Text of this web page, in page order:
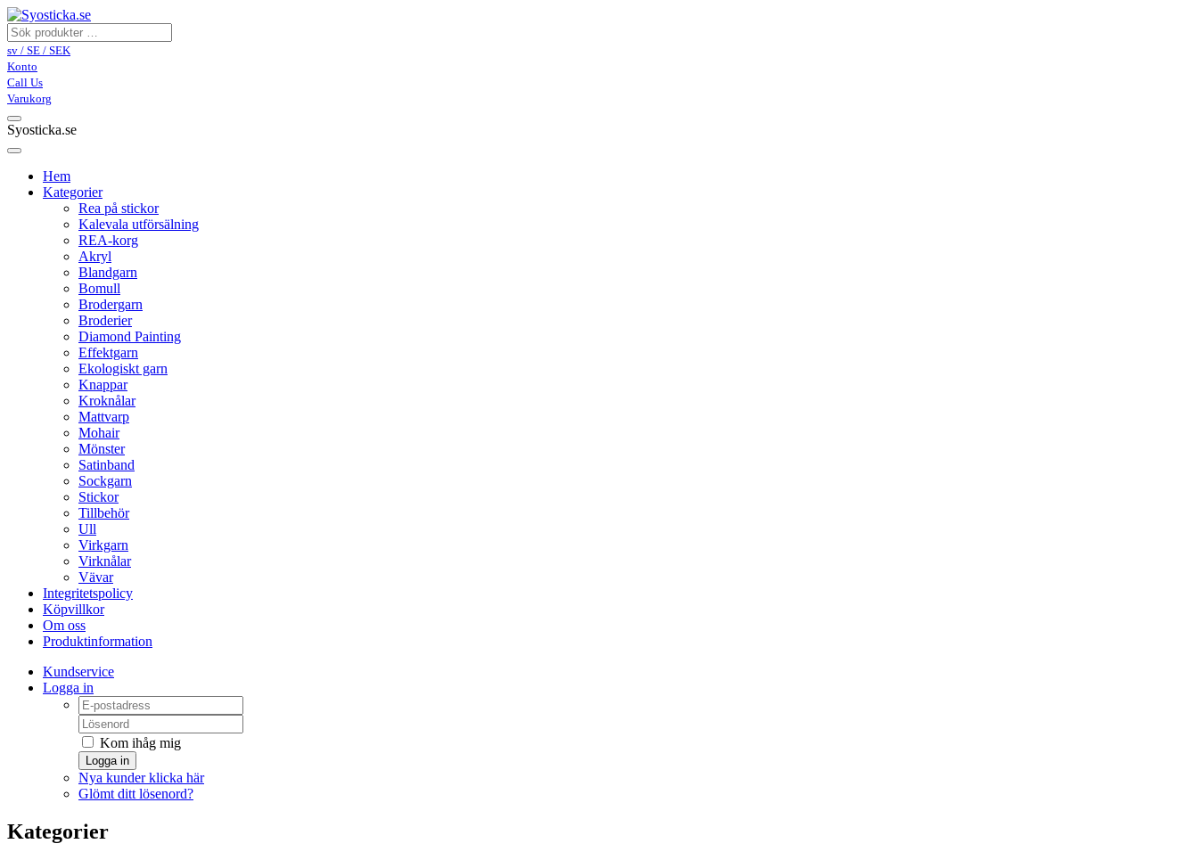
sv / SE / SEK
Konto
Call Us
Varukorg
Syosticka.se
Hem
Kategorier
Rea på stickor
Kalevala utförsälning
REA-korg
Akryl
Blandgarn
Bomull
Brodergarn
Broderier
Diamond Painting
Effektgarn
Ekologiskt garn
Knappar
Kroknålar
Mattvarp
Mohair
Mönster
Satinband
Sockgarn
Stickor
Tillbehör
Ull
Virkgarn
Virknålar
Vävar
Integritetspolicy
Köpvillkor
Om oss
Produktinformation
Kundservice
Logga in
Kom ihåg mig
Logga in
Nya kunder klicka här
Glömt ditt lösenord?
Kategorier